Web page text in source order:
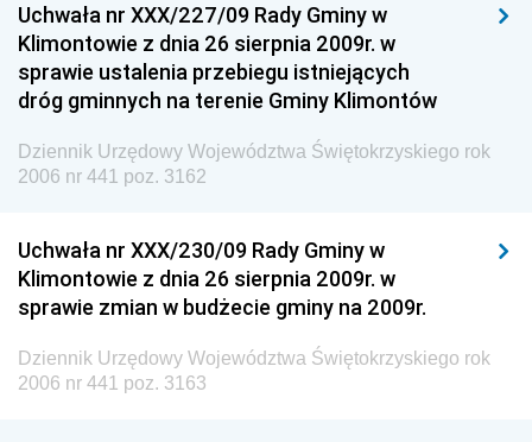
Uchwała nr XXX/227/09 Rady Gminy w
Klimontowie z dnia 26 sierpnia 2009r. w
sprawie ustalenia przebiegu istniejących
dróg gminnych na terenie Gminy Klimontów
Dziennik Urzędowy Województwa Świętokrzyskiego rok
2006 nr 441 poz. 3162
Uchwała nr XXX/230/09 Rady Gminy w
Klimontowie z dnia 26 sierpnia 2009r. w
sprawie zmian w budżecie gminy na 2009r.
Dziennik Urzędowy Województwa Świętokrzyskiego rok
2006 nr 441 poz. 3163